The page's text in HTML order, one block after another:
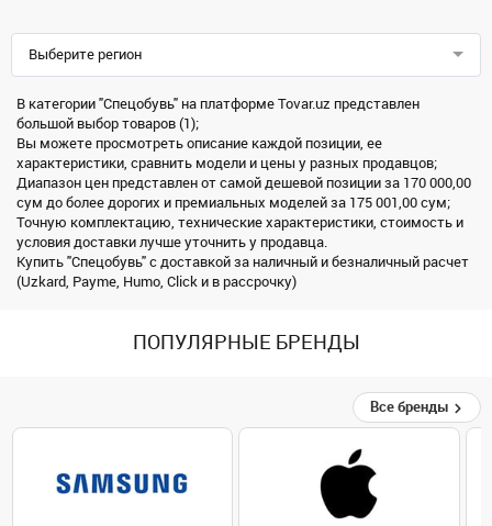
Выберите регион
В категории "Спецобувь" на платформе Tovar.uz представлен
большой выбор товаров (1);
Вы можете просмотреть описание каждой позиции, ее
характеристики, сравнить модели и цены у разных продавцов;
Диапазон цен представлен от самой дешевой позиции за 170 000,00
сум до более дорогих и премиальных моделей за 175 001,00 сум;
Точную комплектацию, технические характеристики, стоимость и
условия доставки лучше уточнить у продавца.
Купить "Спецобувь" с доставкой за наличный и безналичный расчет
(Uzkard, Payme, Humo, Click и в рассрочку)
ПОПУЛЯРНЫЕ БРЕНДЫ
Все бренды